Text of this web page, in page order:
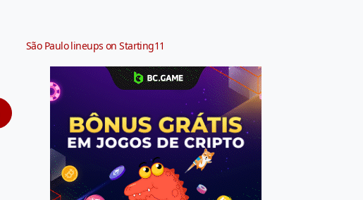
São Paulo lineups on Starting11